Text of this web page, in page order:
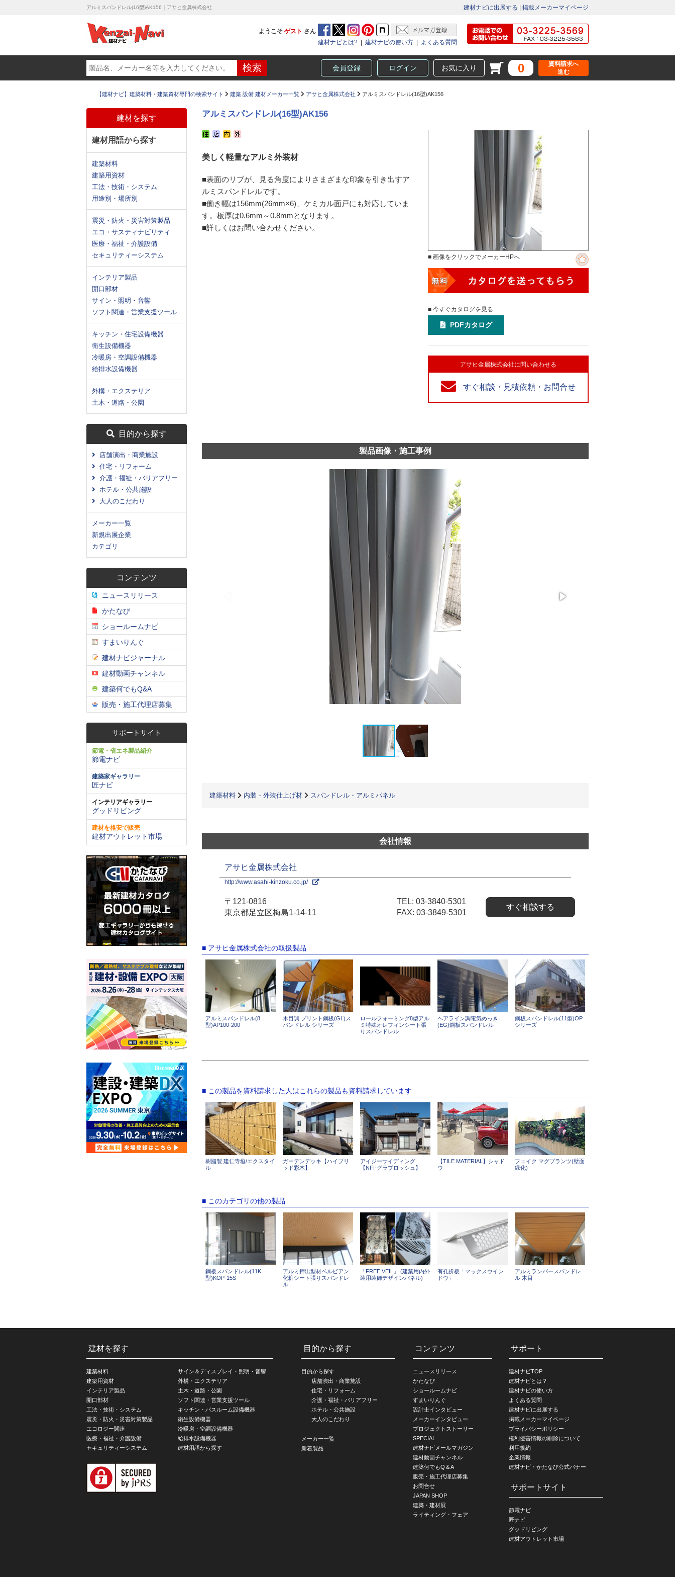
アルミスパンドレル(16型)AK156｜アサヒ金属株式会社 建材ナビに出展する 掲載メーカーマイページ
ようこそ ゲスト さん
建材ナビとは?
建材ナビの使い方 よくある質問
会員登録 ログイン お気に入り 0
資料請求へ
進む
【建材ナビ】建築材料・建築資材専門の検索サイト 建築 設備 建材メーカー一覧 アサヒ金属株式会社 アルミスパンドレル(16型)AK156
建材を探す
建材用語から探す
建築材料
建築用資材
工法・技術・システム
用途別・場所別
震災・防火・災害対策製品
エコ・サスティナビリティ
医療・福祉・介護設備
セキュリティーシステム
インテリア製品
開口部材
サイン・照明・音響
ソフト関連・営業支援ツール
キッチン・住宅設備機器
衛生設備機器
冷暖房・空調設備機器
給排水設備機器
外構・エクステリア
土木・道路・公園
目的から探す
店舗演出・商業施設
住宅・リフォーム
介護・福祉・バリアフリー
ホテル・公共施設
大人のこだわり
メーカー一覧
新規出展企業
カテゴリ
コンテンツ
ニュースリリース
かたなび
ショールームナビ
すまいりんぐ
建材ナビジャーナル
建材動画チャンネル
建築何でもQ&A
販売・施工代理店募集
サポートサイト
節電・省エネ製品紹介
節電ナビ
建築家ギャラリー
匠ナビ
インテリアギャラリー
グッドリビング
建材を格安で販売
建材アウトレット市場
アルミスパンドレル(16型)AK156
美しく軽量なアルミ外装材
■表面のリブが、見る角度によりさまざまな印象を引き出すア
ルミスパンドレルです。
■働き幅は156mm(26mm×6)、ケミカル面戸にも対応していま
す。板厚は0.6mm～0.8mmとなります。
■詳しくはお問い合わせください。
■ 画像をクリックでメーカーHPへ
■ 今すぐカタログを見る
PDFカタログ
アサヒ金属株式会社に問い合わせる
すぐ相談・見積依頼・お問合せ
製品画像・施工事例
建築材料 内装・外装仕上げ材 スパンドレル・アルミパネル
会社情報
アサヒ金属株式会社
http://www.asahi-kinzoku.co.jp/
〒121-0816
東京都足立区梅島1-14-11
TEL: 03-3840-5301
FAX: 03-3849-5301
すぐ相談する
■ アサヒ金属株式会社の取扱製品
アルミスパンドレル(8
型)AP100-200
木目調 プリント鋼板(GL)ス
パンドレル シリーズ
ロールフォーミング8型アル
ミ特殊オレフィンシート張
りスパンドレル
ヘアライン調電気めっき
(EG)鋼板スパンドレル
鋼板スパンドレル(11型)OP
シリーズ
■ この製品を資料請求した人はこれらの製品も資料請求しています
樹脂製 建仁寺垣/エクスタイ
ル
ガーデンデッキ【ハイブリ
ッド彩木】
アイジーサイディング
【NFI-グラブロッシュ】
【TILE MATERIAL】シャド
ウ
フェイク マグプランツ(壁面
緑化)
■ このカテゴリの他の製品
鋼板スパンドレル(11K
型)KOP-15S
アルミ押出型材ベルビアン
化粧シート張りスパンドレ
ル
「FREE VEIL」 (建築用内外
装用装飾デザインパネル)
有孔折板「マックスウイン
ドウ」
アルミランバースパンドレ
ル 木目
建材を探す
建築材料
建築用資材
インテリア製品
開口部材
工法・技術・システム
震災・防火・災害対策製品
エコロジー関連
医療・福祉・介護設備
セキュリティーシステム
サイン＆ディスプレイ・照明・音響
外構・エクステリア
土木・道路・公園
ソフト関連・営業支援ツール
キッチン・バスルーム設備機器
衛生設備機器
冷暖房・空調設備機器
給排水設備機器
建材用語から探す
目的から探す
目的から探す
店舗演出・商業施設
住宅・リフォーム
介護・福祉・バリアフリー
ホテル・公共施設
大人のこだわり
メーカー一覧
新着製品
コンテンツ
ニュースリリース
かたなび
ショールームナビ
すまいりんぐ
設計士インタビュー
メーカーインタビュー
プロジェクトストーリー
SPECIAL
建材ナビメールマガジン
建材動画チャンネル
建築何でもQ＆A
販売・施工代理店募集
お問合せ
JAPAN SHOP
建築・建材展
ライティング・フェア
サポート
建材ナビTOP
建材ナビとは？
建材ナビの使い方
よくある質問
建材ナビに出展する
掲載メーカーマイページ
プライバシーポリシー
権利侵害情報の削除について
利用規約
企業情報
建材ナビ・かたなび公式バナー
サポートサイト
節電ナビ
匠ナビ
グッドリビング
建材アウトレット市場